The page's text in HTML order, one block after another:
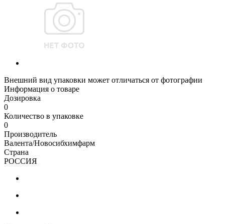
Внешний вид упаковки может отличаться от фотографии
Информация о товаре
Дозировка
0
Количество в упаковке
0
Производитель
Валента/Новосибхимфарм
Страна
РОССИЯ